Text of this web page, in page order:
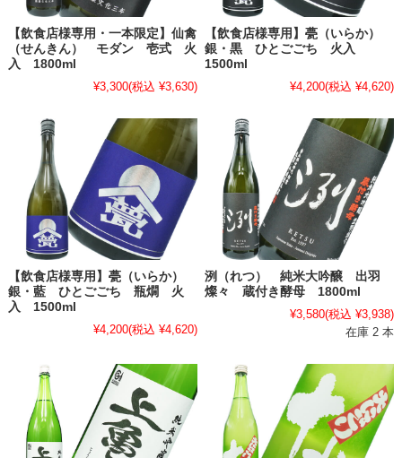
【飲食店様専用・一本限定】仙禽
（せんきん） モダン 壱式 火
入 1800ml
¥3,300(税込 ¥3,630)
【飲食店様専用】甍（いらか）
銀・黒 ひとごごち 火入
1500ml
¥4,200(税込 ¥4,620)
【飲食店様専用】甍（いらか）
銀・藍 ひとごごち 瓶燗 火
入 1500ml
¥4,200(税込 ¥4,620)
洌（れつ） 純米大吟醸 出羽
燦々 蔵付き酵母 1800ml
¥3,580(税込 ¥3,938)
在庫 2 本